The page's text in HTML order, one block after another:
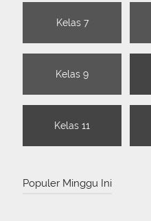
Kelas 7
Kelas 9
Kelas 11
Populer Minggu Ini